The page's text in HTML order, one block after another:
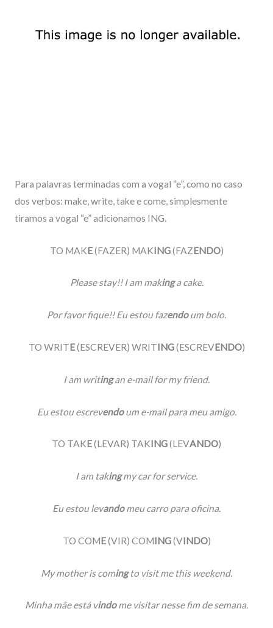
Para palavras terminadas com a vogal “e”, como no caso
dos verbos: make, write, take e come, simplesmente
tiramos a vogal “e” adicionamos ING.
TO MAKE(FAZER) MAKING(FAZENDO)
Please stay!! I am makinga cake.
Por favor fique!! Eu estou fazendoum bolo.
TO WRITE(ESCREVER) WRITING(ESCREVENDO)
I am writingan e-mail for my friend.
Eu estou escrevendoum e-mail para meu amigo.
TO TAKE(LEVAR) TAKING(LEVANDO)
I am takingmy car for service.
Eu estou levandomeu carro para oficina.
TO COME(VIR) COMING(VINDO)
My mother is comingto visit me this weekend.
Minha mãe está vindome visitar nesse fim de semana.